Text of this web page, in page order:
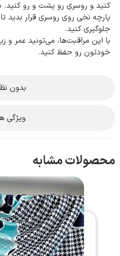
بدون
ویژگی
کنید و روسری رو پشت و رو کنید.
پارچه نخی روی روسری قرار بدید
جلوگیری کنید.
با این مراقبت‌ها، می‌تونید عمر و
خودتون رو حفظ کنید.
محصولات مشابه